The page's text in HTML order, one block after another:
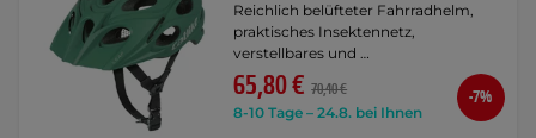
Reichlich belüfteter Fahrradhelm,
praktisches Insektennetz,
verstellbares und …
65,80 € 70,40 €
8-10 Tage – 24.8. bei Ihnen
-7%